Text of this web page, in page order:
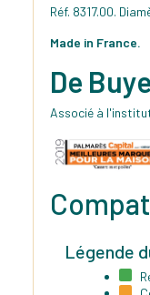
Réf. 8317.00.
Made in France.
De
Associé à
Légende